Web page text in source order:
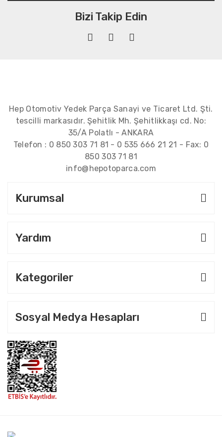
Bizi Takip Edin
Hep Otomotiv Yedek Parça Sanayi ve Ticaret Ltd. Şti.
tescilli markasıdır. Şehitlik Mh. Şehitlikkaşı cd. No:
35/A Polatlı - ANKARA
Telefon : 0 850 303 71 81 - 0 535 666 21 21 - Fax: 0
850 303 71 81
info@hepotoparca.com
Kurumsal
Yardım
Kategoriler
Sosyal Medya Hesapları